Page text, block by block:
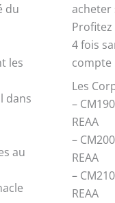
du
les
dans
au
acheter
Profitez
4 fois
compte
Les
–
REAA
–
REAA
–
REAA